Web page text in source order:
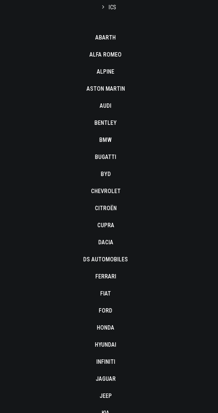
ICS
ABARTH
ALFA ROMEO
ALPINE
ASTON MARTIN
AUDI
BENTLEY
BMW
BUGATTI
BYD
CHEVROLET
CITROËN
CUPRA
DACIA
DS AUTOMOBILES
FERRARI
FIAT
FORD
HONDA
HYUNDAI
INFINITI
JAGUAR
JEEP